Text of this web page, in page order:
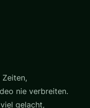
nie verbreiten.
gelacht,